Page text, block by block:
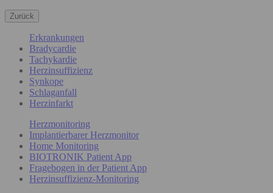
Zurück
Erkrankungen
Bradycardie
Tachykardie
Herzinsuffizienz
Synkope
Schlaganfall
Herzinfarkt
Herzmonitoring
Implantierbarer Herzmonitor
Home Monitoring
BIOTRONIK Patient App
Fragebogen in der Patient App
Herzinsuffizienz-Monitoring